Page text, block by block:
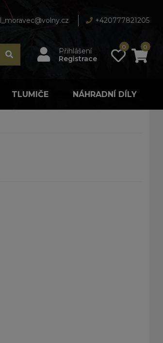
l_moravec@volny.cz +420777821205
Přihlášení
Registrace
0 0
TLUMIČE NÁHRADNÍ DÍLY